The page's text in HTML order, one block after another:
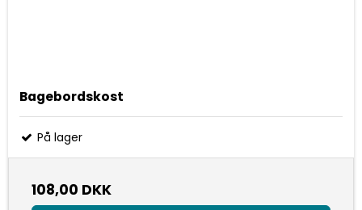
Bagebordskost
På lager
108,00 DKK